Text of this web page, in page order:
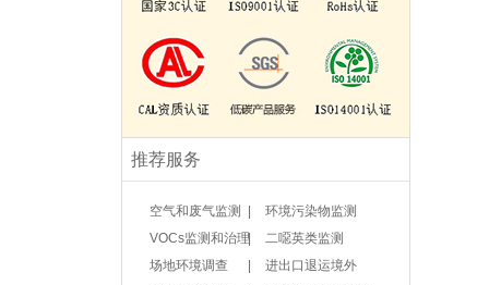
推荐服务
空气和废气监测
环境污染物监测
VOCs监测和治理|
二噁英类监测
场地环境调查
进出口退运境外